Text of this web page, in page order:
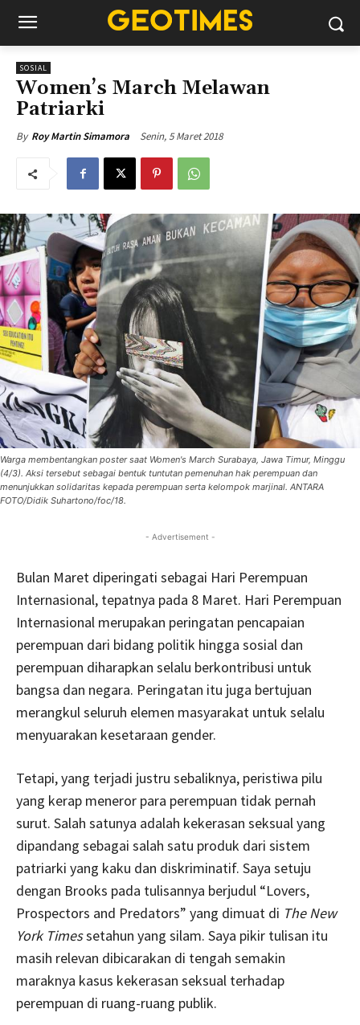
SOSIAL
Women’s March Melawan
Patriarki
By Roy Martin Simamora Senin, 5 Maret 2018
Warga membentangkan poster saat Women's March Surabaya, Jawa Timur, Minggu
(4/3). Aksi tersebut sebagai bentuk tuntutan pemenuhan hak perempuan dan
menunjukkan solidaritas kepada perempuan serta kelompok marjinal. ANTARA
FOTO/Didik Suhartono/foc/18.
- Advertisement -
Bulan Maret diperingati sebagai Hari Perempuan
Internasional, tepatnya pada 8 Maret. Hari Perempuan
Internasional merupakan peringatan pencapaian
perempuan dari bidang politik hingga sosial dan
perempuan diharapkan selalu berkontribusi untuk
bangsa dan negara. Peringatan itu juga bertujuan
merangkul seluruh elemen masyarakat untuk selalu
menyuarakan kesetaraan gender.
Tetapi, yang terjadi justru sebaliknya, peristiwa pilu
yang kerap meneror para perempuan tidak pernah
surut. Salah satunya adalah kekerasan seksual yang
dipandang sebagai salah satu produk dari sistem
patriarki yang kaku dan diskriminatif. Saya setuju
dengan Brooks pada tulisannya berjudul “Lovers,
Prospectors and Predators” yang dimuat di The New
York Timessetahun yang silam. Saya pikir tulisan itu
masih relevan dibicarakan di tengah semakin
maraknya kasus kekerasan seksual terhadap
perempuan di ruang-ruang publik.